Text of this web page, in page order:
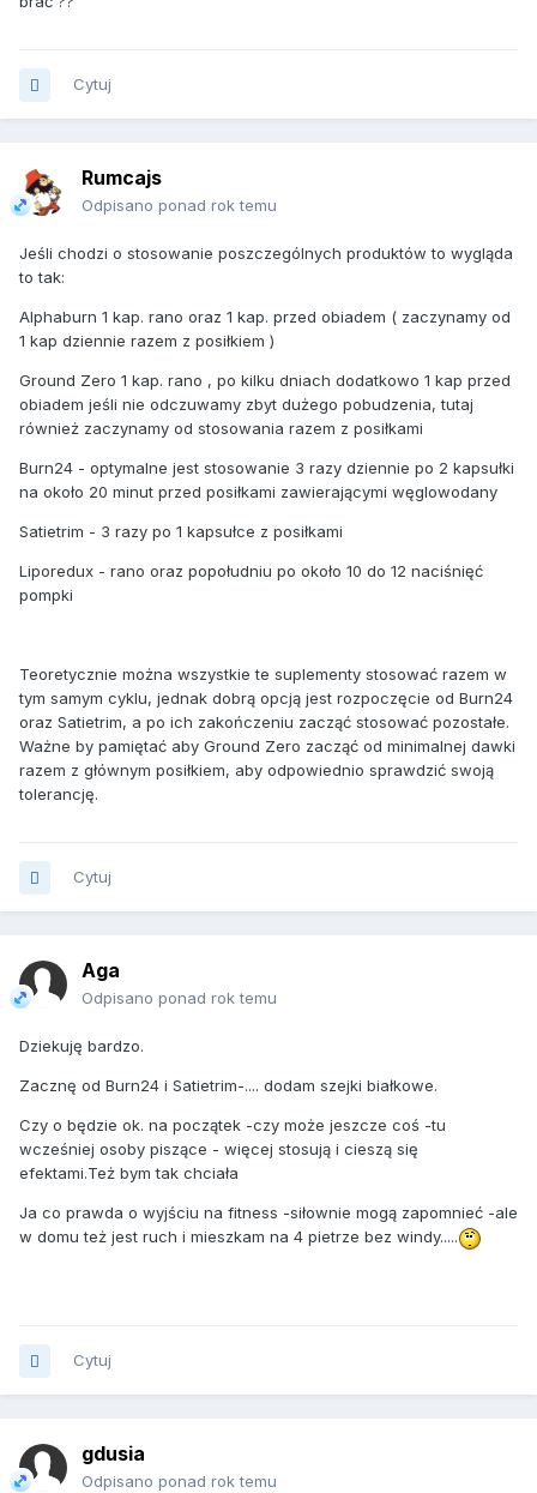
Cytuj
Rumcajs
Odpisano ponad rok temu
Jeśli chodzi o stosowanie poszczególnych produktów to wygląda
to tak:
Alphaburn 1 kap. rano oraz 1 kap. przed obiadem ( zaczynamy od
1 kap dziennie razem z posiłkiem )
Ground Zero 1 kap. rano , po kilku dniach dodatkowo 1 kap przed
obiadem jeśli nie odczuwamy zbyt dużego pobudzenia, tutaj
również zaczynamy od stosowania razem z posiłkami
Burn24 - optymalne jest stosowanie 3 razy dziennie po 2 kapsułki
na około 20 minut przed posiłkami zawierającymi węglowodany
Satietrim - 3 razy po 1 kapsułce z posiłkami
Liporedux - rano oraz popołudniu po około 10 do 12 naciśnięć
pompki
Teoretycznie można wszystkie te suplementy stosować razem w
tym samym cyklu, jednak dobrą opcją jest rozpoczęcie od Burn24
oraz Satietrim, a po ich zakończeniu zacząć stosować pozostałe.
Ważne by pamiętać aby Ground Zero zacząć od minimalnej dawki
razem z głównym posiłkiem, aby odpowiednio sprawdzić swoją
tolerancję.
Cytuj
Aga
Odpisano ponad rok temu
Dziekuję bardzo.
Zacznę od Burn24 i Satietrim-.... dodam szejki białkowe.
Czy o będzie ok. na początek -czy może jeszcze coś -tu
wcześniej osoby piszące - więcej stosują i cieszą się
efektami.Też bym tak chciała
Ja co prawda o wyjściu na fitness -siłownie mogą zapomnieć -ale
w domu też jest ruch i mieszkam na 4 pietrze bez windy.....
Cytuj
gdusia
Odpisano ponad rok temu